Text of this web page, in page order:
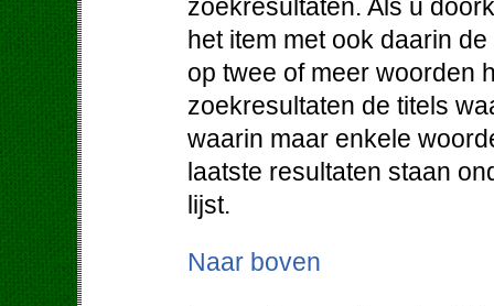
zoekresultaten. Als u
het item met ook daarin
op twee of meer woorden
zoekresultaten de titels
waarin maar enkele
laatste resultaten staan
lijst.
Naar boven